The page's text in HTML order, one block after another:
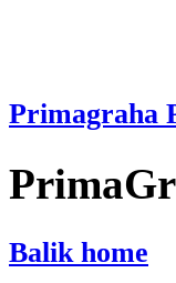
Primagraha
Balik home